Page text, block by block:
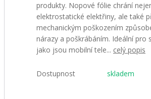
produkty. Nopové fólie chrání
elektrostatické elektřiny, ale také
mechanickým poškozením
nárazy a poškrábáním. Ideální pro
jako jsou mobilní tele... celý popis
Dostupnost skladem